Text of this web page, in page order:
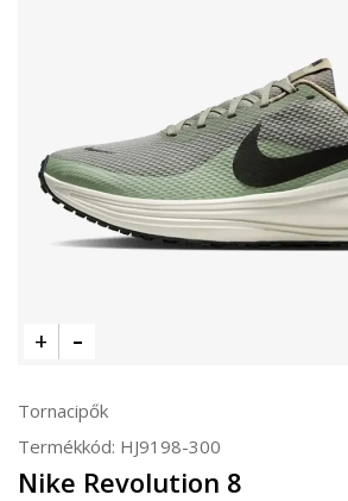
Tornacipők
Termékkód: HJ9198-300
Nike Revolution 8